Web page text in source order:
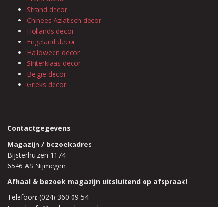
Strand decor
Chinees Aziatisch decor
Hollands decor
Engeland decor
Halloween decor
Sinterklaas decor
Belgie decor
Grieks decor
Contactgegevens
Magazijn / bezoekadres
Bijsterhuizen 1174
6546 AS Nijmegen
Afhaal & bezoek magazijn uitsluitend op afspraak!
Telefoon: (024) 360 09 54